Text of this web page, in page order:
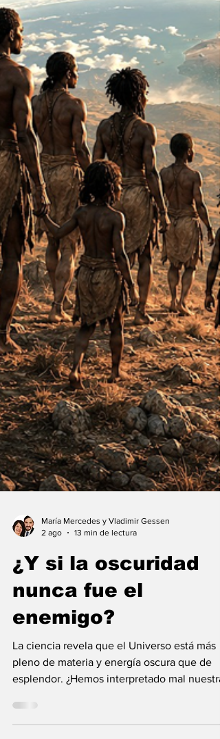
2 ago
13 min de lectura
¿Y si la oscuridad
nunca fue el
enemigo?
La ciencia revela que el Universo está más
pleno de materia y energía oscura que de
esplendor. ¿Hemos interpretado mal